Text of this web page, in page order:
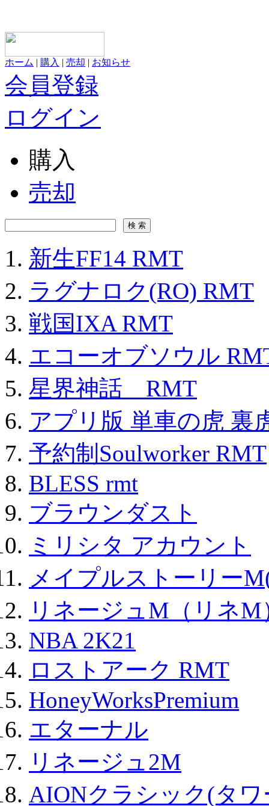
ホーム | 購入 | 売却 | お知らせ
会員登録
ログイン
購入
売却
新生FF14 RMT
ラグナロク(RO) RMT
戦国IXA RMT
エコーオブソウル
星界神話 RMT
アプリ版 単車の虎 裏
予約制Soulworker RMT
BLESS rmt
ブラウンダスト
ミリシタ アカウント
メイプルストーリー
リネージュM（リネM
NBA 2K21
ロストアーク RMT
HoneyWorksPremium
エターナル
リネージュ2M
AIONクラシック(タ